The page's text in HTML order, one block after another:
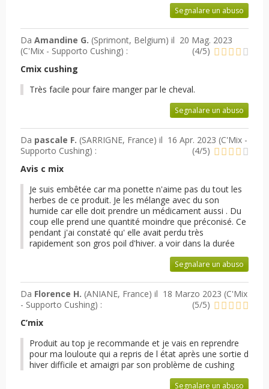
Segnalare un abuso
Da Amandine G. (Sprimont, Belgium) il 20 Mag. 2023
(C'Mix - Supporto Cushing) : (4/5)
Cmix cushing
Très facile pour faire manger par le cheval.
Segnalare un abuso
Da pascale F. (SARRIGNE, France) il 16 Apr. 2023 (C'Mix -
Supporto Cushing) : (4/5)
Avis c mix
Je suis embêtée car ma ponette n'aime pas du tout les
herbes de ce produit. Je les mélange avec du son
humide car elle doit prendre un médicament aussi . Du
coup elle prend une quantité moindre que préconisé. Ce
pendant j'ai constaté qu' elle avait perdu très
rapidement son gros poil d'hiver. a voir dans la durée
Segnalare un abuso
Da Florence H. (ANIANE, France) il 18 Marzo 2023 (C'Mix
- Supporto Cushing) : (5/5)
C’mix
Produit au top je recommande et je vais en reprendre
pour ma louloute qui a repris de l état après une sortie d
hiver difficile et amaigri par son problème de cushing
Segnalare un abuso